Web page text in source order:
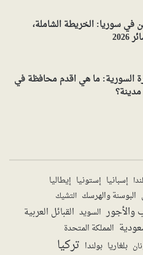
في سوريا: الخريطة الشاملة،
السورية: ما هي اقدم محافظة في
إسبانيا إستونيا إيطاليا
البوسنة والهرسك التشيك
والأجور السويد القبائل العربية
المملكة المتحدة
بلغاريا بولندا تركيا